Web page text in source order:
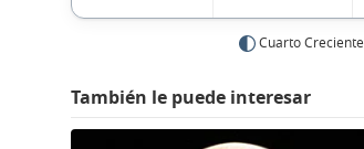
Cuarto Creciente
También le puede interesar